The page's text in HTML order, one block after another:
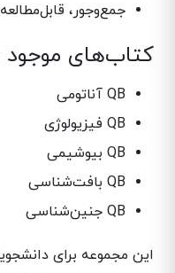
جمع‌وجور،
کتاب‌های موجود
QB آناتومی
QB فیزیولوژی
QB بیوشیمی
QB بافت‌شناسی
QB جنین‌شناسی
این مجموعه برای